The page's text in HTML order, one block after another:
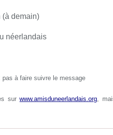
(à demain)
néerlandais
pas à faire suivre le message
surwww.amisduneerlandais.org,